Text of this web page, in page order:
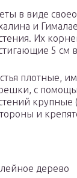
в виде
и
Их
5 см
плотные,
с
крупные
и
дерево